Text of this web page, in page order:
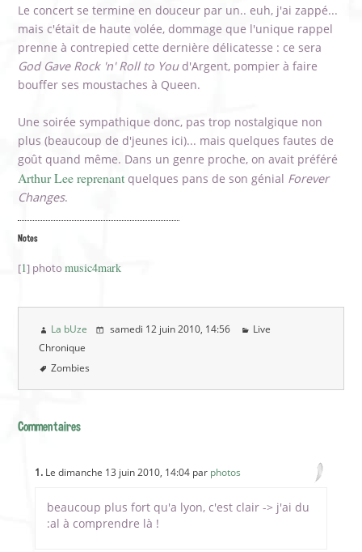
Le concert se termine en douceur par un.. euh, j'ai zappé...
mais c'était de haute volée, dommage que l'unique rappel
prenne à contrepied cette dernière délicatesse : ce sera
God Gave Rock 'n' Roll to Youd'Argent, pompier à faire
bouffer ses moustaches à Queen.
Une soirée sympathique donc, pas trop nostalgique non
plus (beaucoup de d'jeunes ici)... mais quelques fautes de
goût quand même. Dans un genre proche, on avait préféré
Arthur Lee reprenant quelques pans de son génial Forever
Changes.
Notes
[1] photomusic4mark
La bUze samedi 12 juin 2010, 14:56
Live
Chronique
Zombies
Commentaires
1.Le dimanche 13 juin 2010, 14:04 par photos
beaucoup plus fort qu'a lyon, c'est clair -> j'ai du
:al à comprendre là !